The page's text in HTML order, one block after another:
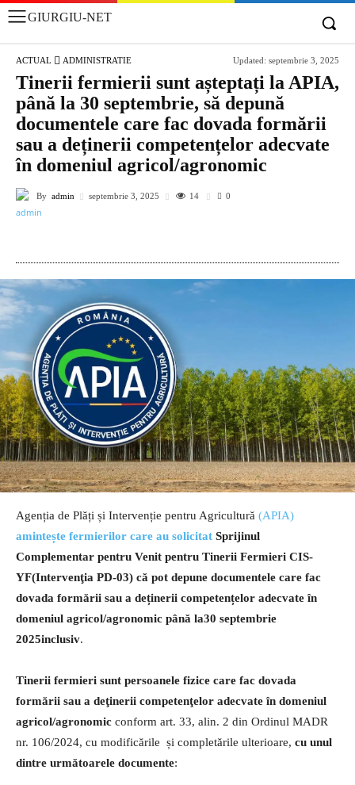
GIURGIU-NET
ACTUAL ADMINISTRATIE Updated: septembrie 3, 2025
Tinerii fermierii sunt așteptați la APIA,
până la 30 septembrie, să depună
documentele care fac dovada formării
sau a deținerii competențelor adecvate
în domeniul agricol/agronomic
By admin septembrie 3, 2025 14 0
Agenția de Plăți și Intervenție pentru Agricultură (APIA)
amintește fermierilor care au solicitat Sprijinul
Complementar pentru Venit pentru Tinerii Fermieri CIS-
YF(Intervenţia PD-03) că pot depune documentele care fac
dovada formării sau a deținerii competențelor adecvate în
domeniul agricol/agronomic până la30 septembrie
2025inclusiv.
Tinerii fermieri sunt persoanele fizice care fac dovada
formării sau a deţinerii competenţelor adecvate în domeniul
agricol/agronomic conform art. 33, alin. 2 din Ordinul MADR
nr. 106/2024, cu modificările și completările ulterioare, cu unul
dintre următoarele documente: